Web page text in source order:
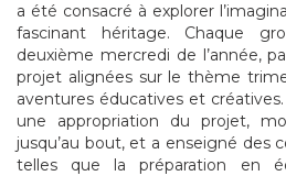
a été consacré à explorer
fascinant héritage. Chaque
deuxième mercredi de l’année,
projet alignées sur le thème
aventures éducatives et
une appropriation du projet,
jusqu’au bout, et a enseigné des
telles que la préparation en